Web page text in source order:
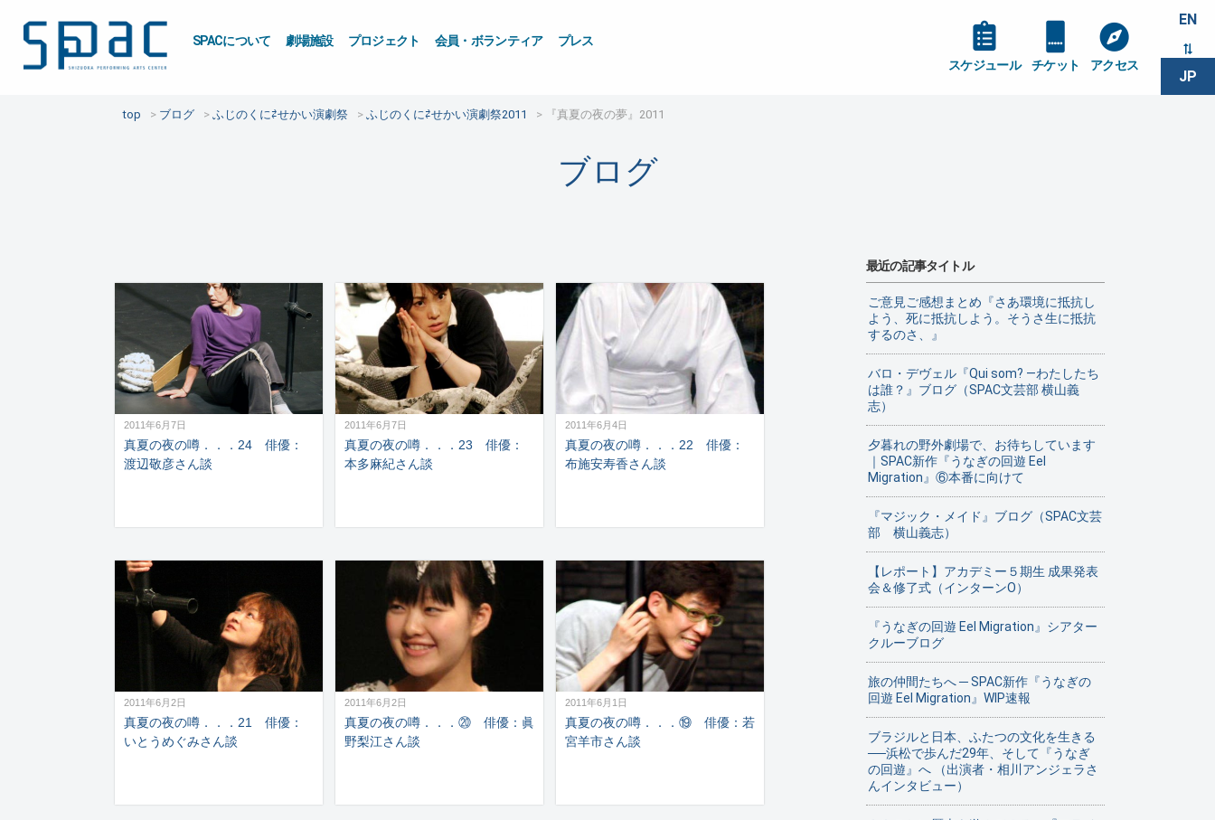
SPACについて 劇場施設 プロジェクト 会員・ボランティア プレス
EN
JP
スケジュール チケット アクセス
top ブログ ふじのくに⇄せかい演劇祭 ふじのくに⇄せかい演劇祭2011 『真夏の夜の夢』2011
ブログ
2011年6月7日
真夏の夜の噂．．．24 俳優：
渡辺敬彦さん談
2011年6月7日
真夏の夜の噂．．．23 俳優：
本多麻紀さん談
2011年6月4日
真夏の夜の噂．．．22 俳優：
布施安寿香さん談
2011年6月2日
真夏の夜の噂．．．21 俳優：
いとうめぐみさん談
2011年6月2日
真夏の夜の噂．．．⑳ 俳優：眞
野梨江さん談
2011年6月1日
真夏の夜の噂．．．⑲ 俳優：若
宮羊市さん談
最近の記事タイトル
ご意見ご感想まとめ『さあ環境に抵抗し
よう、死に抵抗しよう。そうさ生に抵抗
するのさ、』
バロ・デヴェル『Qui som? ―わたしたち
は誰？』ブログ（SPAC文芸部 横山義
志）
夕暮れの野外劇場で、お待ちしています
｜SPAC新作『うなぎの回遊 Eel
Migration』⑥本番に向けて
『マジック・メイド』ブログ（SPAC文芸
部 横山義志）
【レポート】アカデミー５期生 成果発表
会＆修了式（インターンO）
『うなぎの回遊 Eel Migration』シアター
クルーブログ
旅の仲間たちへ ─ SPAC新作『うなぎの
回遊 Eel Migration』WIP速報
ブラジルと日本、ふたつの文化を生きる
──浜松で歩んだ29年、そして『うなぎ
の回遊』へ （出演者・相川アンジェラさ
んインタビュー）